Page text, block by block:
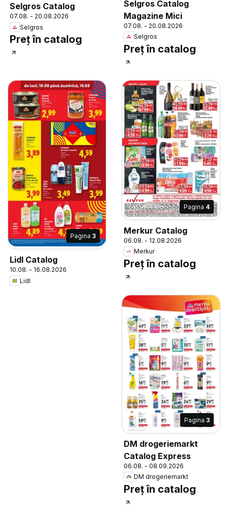
Selgros Catalog
07.08. - 20.08.2026
Selgros
Preț în catalog
Selgros Catalog
Magazine Mici
07.08. - 20.08.2026
Selgros
Preț în catalog
Pagina 3
Lidl Catalog
10.08. - 16.08.2026
Lidl
Pagina 4
Merkur Catalog
06.08. - 12.08.2026
Merkur
Preț în catalog
Pagina 3
DM drogeriemarkt
Catalog Express
06.08. - 08.09.2026
DM drogeriemarkt
Preț în catalog